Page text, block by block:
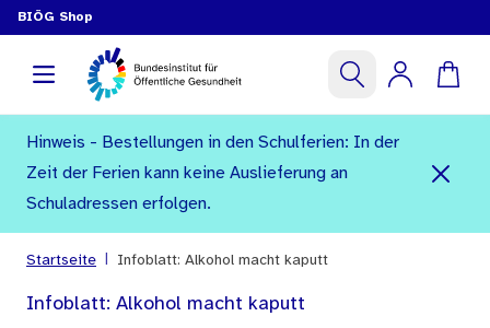
BIÖG Shop
Hinweis - Bestellungen in den Schulferien: In der
Zeit der Ferien kann keine Auslieferung an
Schuladressen erfolgen.
Startseite Infoblatt: Alkohol macht kaputt
Infoblatt: Alkohol macht kaputt